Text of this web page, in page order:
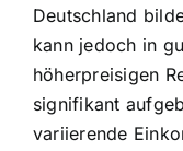
Deutschland
kann jedoch in
höherpreisigen
signifikant
variierende